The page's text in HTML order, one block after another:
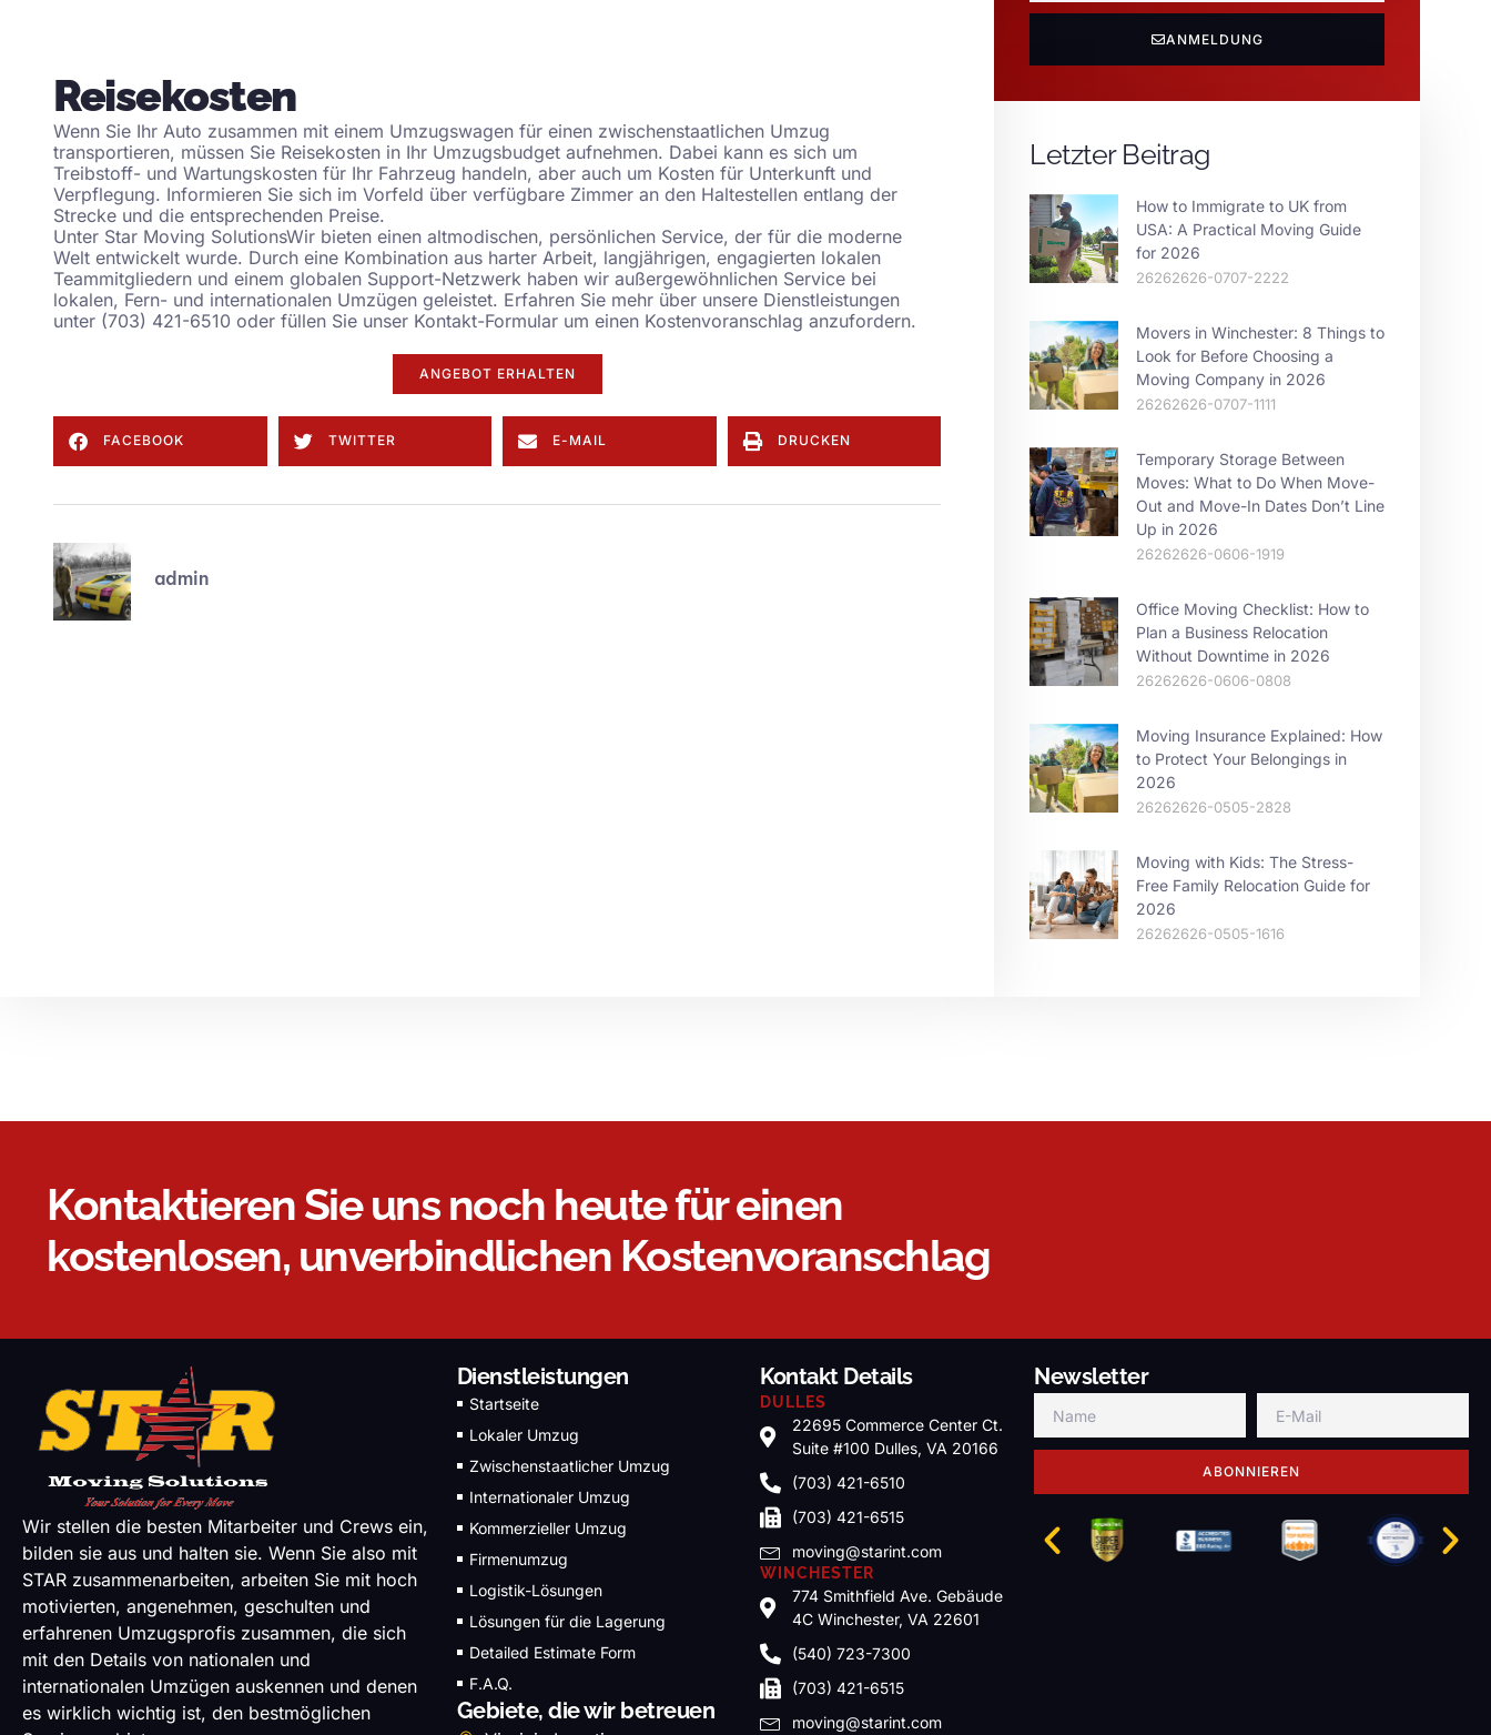
Reisekosten
Wenn Sie Ihr Auto zusammen mit einem Umzugswagen für einen zwischenstaatlichen Umzug
transportieren, müssen Sie Reisekosten in Ihr Umzugsbudget aufnehmen. Dabei kann es sich um
Treibstoff- und Wartungskosten für Ihr Fahrzeug handeln, aber auch um Kosten für Unterkunft und
Verpflegung. Informieren Sie sich im Vorfeld über verfügbare Zimmer an den Haltestellen entlang der
Strecke und die entsprechenden Preise.
Unter Star Moving SolutionsWir bieten einen altmodischen, persönlichen Service, der für die moderne
Welt entwickelt wurde. Durch eine Kombination aus harter Arbeit, langjährigen, engagierten lokalen
Teammitgliedern und einem globalen Support-Netzwerk haben wir außergewöhnlichen Service bei
lokalen, Fern- und internationalen Umzügen geleistet. Erfahren Sie mehr über unsere Dienstleistungen
unter (703) 421-6510 oder füllen Sie unser Kontakt-Formular um einen Kostenvoranschlag anzufordern.
ANGEBOT ERHALTEN
FACEBOOK TWITTER E-MAIL DRUCKEN
admin
ANMELDUNG
Letzter Beitrag
How to Immigrate to UK from
USA: A Practical Moving Guide
for 2026
26262626-0707-2222
Movers in Winchester: 8 Things to
Look for Before Choosing a
Moving Company in 2026
26262626-0707-1111
Temporary Storage Between
Moves: What to Do When Move-
Out and Move-In Dates Don’t Line
Up in 2026
26262626-0606-1919
Office Moving Checklist: How to
Plan a Business Relocation
Without Downtime in 2026
26262626-0606-0808
Moving Insurance Explained: How
to Protect Your Belongings in
2026
26262626-0505-2828
Moving with Kids: The Stress-
Free Family Relocation Guide for
2026
26262626-0505-1616
Kontaktieren Sie uns noch heute für einen
kostenlosen, unverbindlichen Kostenvoranschlag
Wir stellen die besten Mitarbeiter und Crews ein,
bilden sie aus und halten sie. Wenn Sie also mit
STAR zusammenarbeiten, arbeiten Sie mit hoch
motivierten, angenehmen, geschulten und
erfahrenen Umzugsprofis zusammen, die sich
mit den Details von nationalen und
internationalen Umzügen auskennen und denen
es wirklich wichtig ist, den bestmöglichen
Dienstleistungen
Startseite
Lokaler Umzug
Zwischenstaatlicher Umzug
Internationaler Umzug
Kommerzieller Umzug
Firmenumzug
Logistik-Lösungen
Lösungen für die Lagerung
Detailed Estimate Form
F.A.Q.
Gebiete, die wir betreuen
Kontakt Details
DULLES
22695 Commerce Center Ct.
Suite #100 Dulles, VA 20166
(703) 421-6510
(703) 421-6515
moving@starint.com
WINCHESTER
774 Smithfield Ave. Gebäude
4C Winchester, VA 22601
(540) 723-7300
(703) 421-6515
moving@starint.com
Newsletter
ABONNIEREN